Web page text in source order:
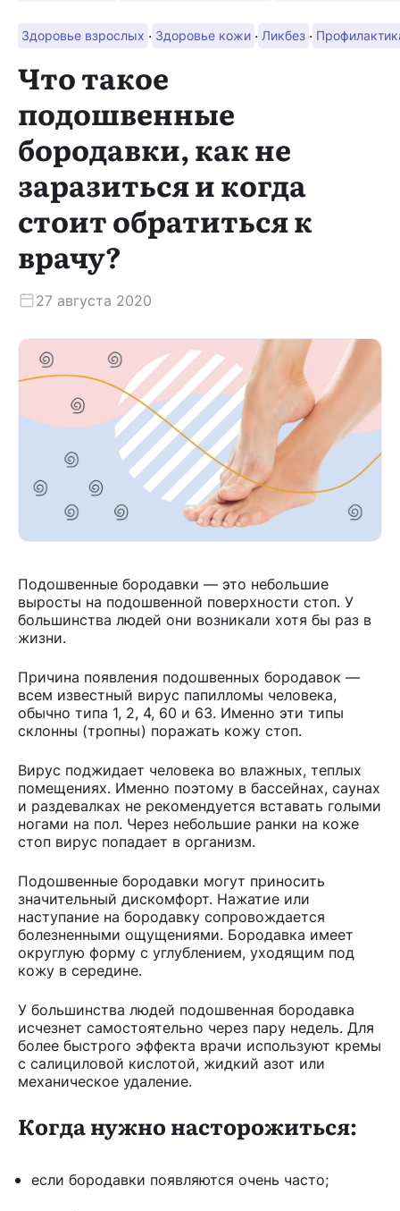
Здоровье взрослых · Здоровье кожи · Ликбез ·
Что такое
подошвенные
бородавки, как не
заразиться и когда
стоит обратиться к
врачу?
27 августа 2020
Подошвенные бородавки — это небольшие
выросты на подошвенной поверхности стоп. У
большинства людей они возникали хотя бы раз в
жизни.
Причина появления подошвенных бородавок —
всем известный вирус папилломы человека,
обычно типа 1, 2, 4, 60 и 63. Именно эти типы
склонны (тропны) поражать кожу стоп.
Вирус поджидает человека во влажных, теплых
помещениях. Именно поэтому в бассейнах, саунах
и раздевалках не рекомендуется вставать голыми
ногами на пол. Через небольшие ранки на коже
стоп вирус попадает в организм.
Подошвенные бородавки могут приносить
значительный дискомфорт. Нажатие или
наступание на бородавку сопровождается
болезненными ощущениями. Бородавка имеет
округлую форму с углублением, уходящим под
кожу в середине.
У большинства людей подошвенная бородавка
исчезнет самостоятельно через пару недель. Для
более быстрого эффекта врачи используют кремы
с салициловой кислотой, жидкий азот или
механическое удаление.
Когда нужно насторожиться:
если бородавки появляются очень часто;